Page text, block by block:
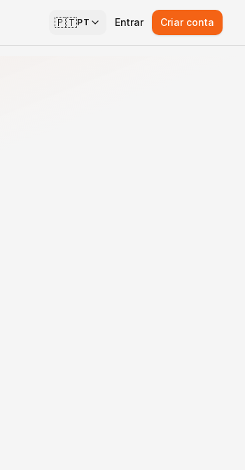
🇵🇹PT Entrar Criar conta